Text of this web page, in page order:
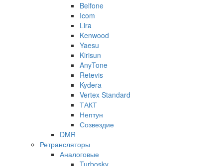
Belfone
Icom
Lira
Kenwood
Yaesu
Kirisun
AnyTone
Retevis
Kydera
Vertex Standard
ТАКТ
Нептун
Созвездие
DMR
Ретрансляторы
Аналоговые
Turbosky